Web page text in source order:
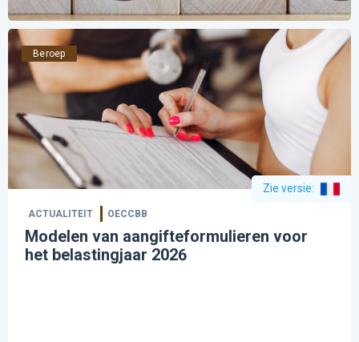
Beroep
Zie versie:
ACTUALITEIT OECCBB
Modelen van aangifteformulieren voor
het belastingjaar 2026